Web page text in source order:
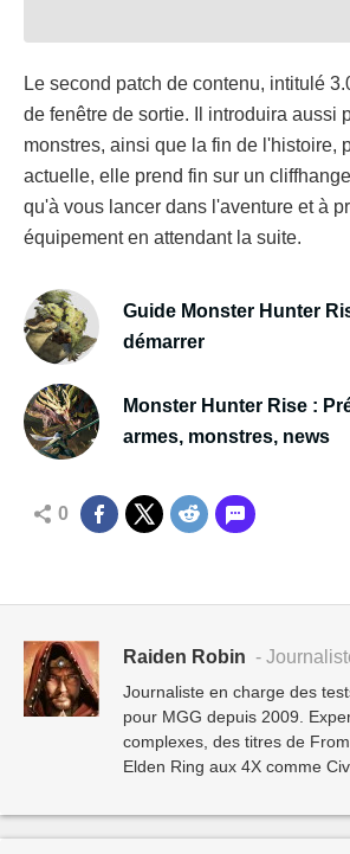
Le second patch de contenu, intitulé
de fenêtre de sortie. Il introduira aussi
monstres, ainsi que la fin de l'histoire,
actuelle, elle prend fin sur un
qu'à vous lancer dans l'aventure et à
équipement en attendant la suite.
Guide Monster Hunter
démarrer
Monster Hunter Rise :
armes, monstres, news
0
Raiden Robin -
Journaliste en charge des
pour MGG depuis 2009.
complexes, des titres de
Elden Ring aux 4X comme